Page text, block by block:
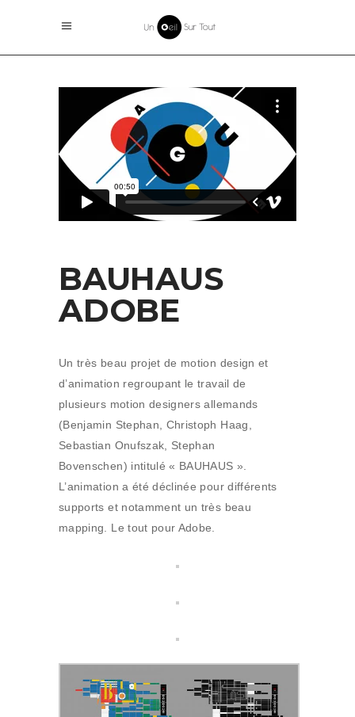
BAUHAUS
ADOBE
Un très beau projet de motion design et
d’animation regroupant le travail de
plusieurs motion designers allemands
(Benjamin Stephan, Christoph Haag,
Sebastian Onufszak, Stephan
Bovenschen) intitulé « BAUHAUS ».
L’animation a été déclinée pour différents
supports et notamment un très beau
mapping. Le tout pour Adobe.